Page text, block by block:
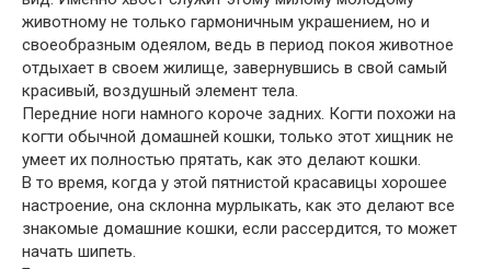
животному не только гармоничным украшением, но и
своеобразным одеялом, ведь в период покоя животное
отдыхает в своем жилище, завернувшись в свой самый
красивый, воздушный элемент тела.
Передние ноги намного короче задних. Когти похожи на
когти обычной домашней кошки, только этот хищник не
умеет их полностью прятать, как это делают кошки.
В то время, когда у этой пятнистой красавицы хорошее
настроение, она склонна мурлыкать, как это делают все
знакомые домашние кошки, если рассердится, то может
начать шипеть.